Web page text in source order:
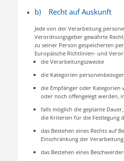
b) Recht auf Auskunft
Jede von der Verarbeitung
Verordnungsgeber gewährte
zu seiner Person gespeicherten
Europäische Richtlinien- und
die Verarbeitungszwecke
die Kategorien
die Empfänger oder Kategorien
oder noch offengelegt werden,
falls möglich die geplante
die Kriterien für die Festlegung
das Bestehen eines Rechts auf
Einschränkung der
das Bestehen eines